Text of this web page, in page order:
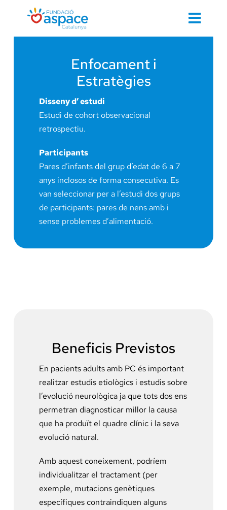
Enfocament i
Estratègies
Disseny d’ estudi
Estudi de cohort observacional
retrospectiu.
Participants
Pares d’infants del grup d’edat de 6 a 7
anys inclosos de forma consecutiva. Es
van seleccionar per a l’estudi dos grups
de participants: pares de nens amb i
sense problemes d’alimentació.
Beneficis Previstos
En pacients adults amb PC és important
realitzar estudis etiològics i estudis sobre
l’evolució neurològica ja que tots dos ens
permetran diagnosticar millor la causa
que ha produït el quadre clínic i la seva
evolució natural.
Amb aquest coneixement, podríem
individualitzar el tractament (per
exemple, mutacions genètiques
específiques contraindiquen alguns